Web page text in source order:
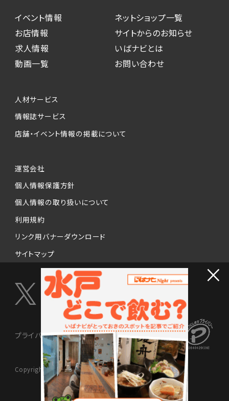
イベント情報
お店情報
求人情報
動画一覧
ネットショップ一覧
サイトからのお知らせ
いばナビとは
お問い合わせ
人材サービス
情報誌サービス
店舗・イベント情報の掲載について
運営会社
個人情報保護方針
個人情報の取り扱いについて
利用規約
リンク用バナーダウンロード
サイトマップ
プライバシーマーク制度
Copyright © 2024 NISSENMEDIX Ltd. All Rights Reserved.
×